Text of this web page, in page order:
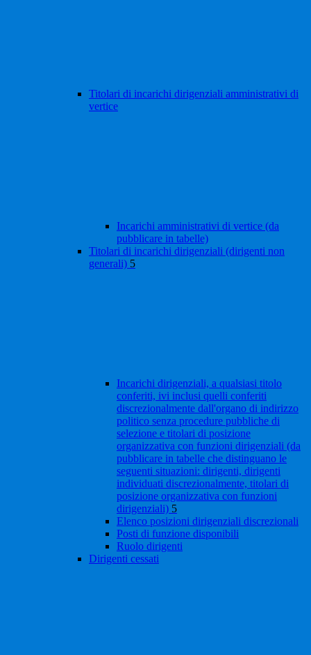
Titolari di incarichi dirigenziali amministrativi di
vertice
Incarichi amministrativi di vertice (da
pubblicare in tabelle)
Titolari di incarichi dirigenziali (dirigenti non
generali) 5
Incarichi dirigenziali, a qualsiasi titolo
conferiti, ivi inclusi quelli conferiti
discrezionalmente dall'organo di indirizzo
politico senza procedure pubbliche di
selezione e titolari di posizione
organizzativa con funzioni dirigenziali (da
pubblicare in tabelle che distinguano le
seguenti situazioni: dirigenti, dirigenti
individuati discrezionalmente, titolari di
posizione organizzativa con funzioni
dirigenziali) 5
Elenco posizioni dirigenziali discrezionali
Posti di funzione disponibili
Ruolo dirigenti
Dirigenti cessati